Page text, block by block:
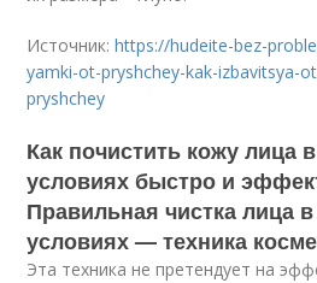
Источник:https://hudeite-bez-
yamki-ot-pryshchey-kak-izbavitsya-
pryshchey
Как почистить кожу лица
условиях быстро и
Правильная чистка лица
условиях — техника
Эта техника не претендует на